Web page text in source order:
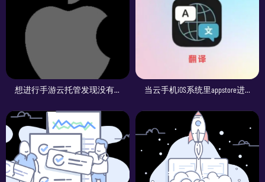
想进行手游云托管发现没有苹果id怎么办 当云手机iOS系统里appstore进去是他国语言的处理流程